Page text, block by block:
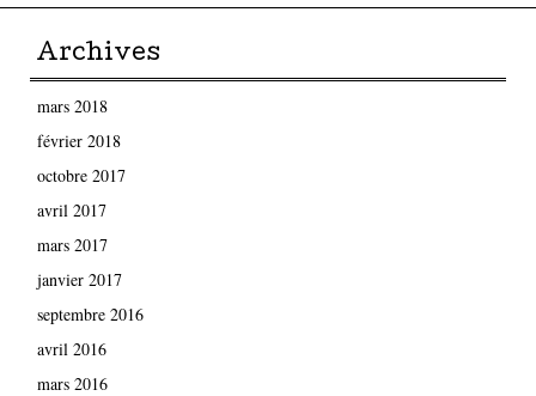
Archives
mars 2018
février 2018
octobre 2017
avril 2017
mars 2017
janvier 2017
septembre 2016
avril 2016
mars 2016